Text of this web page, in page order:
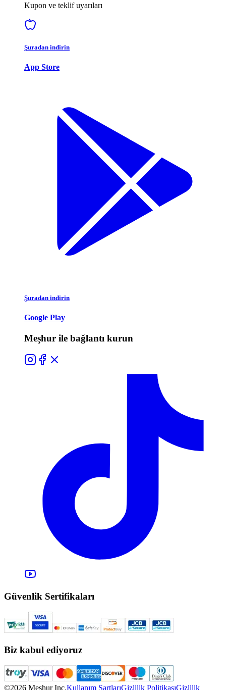
Kupon ve teklif uyarıları
Şuradan indirin
App Store
Şuradan indirin
Google Play
Meşhur ile bağlantı kurun
Güvenlik Sertifikaları
Biz kabul ediyoruz
©2026 Meşhur Inc.Kullanım ŞartlarıGizlilik PolitikasıGizlilik